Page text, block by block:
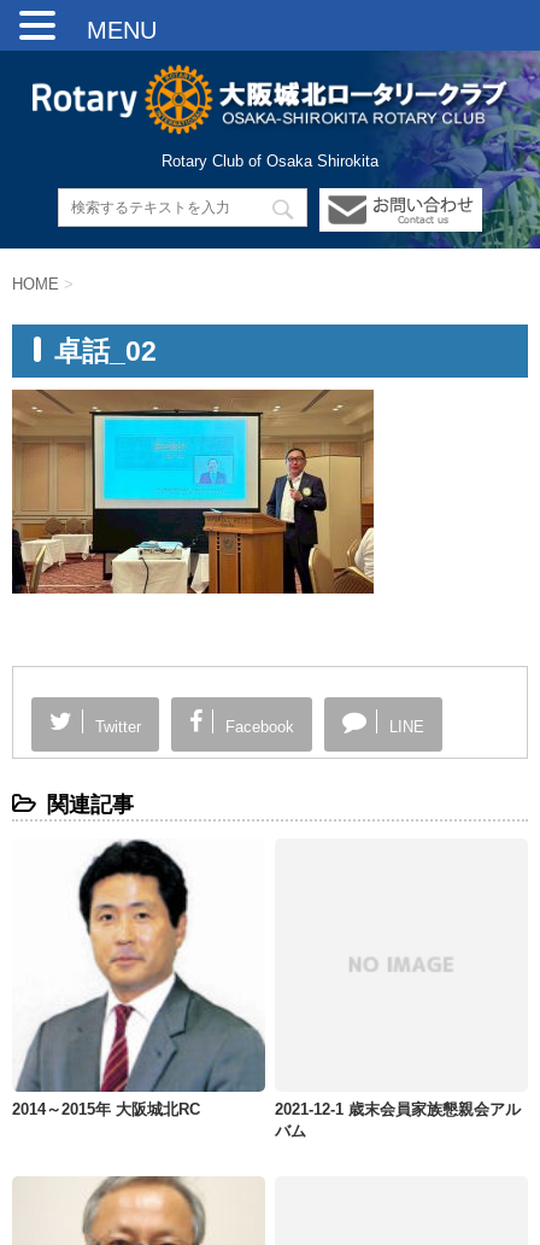
Rotary Club of Osaka Shirokita
HOME >
卓話_02
Twitter Facebook LINE
関連記事
2014～2015年 大阪城北RC
2021-12-1 歳末会員家族懇親会アル
バム
MENU